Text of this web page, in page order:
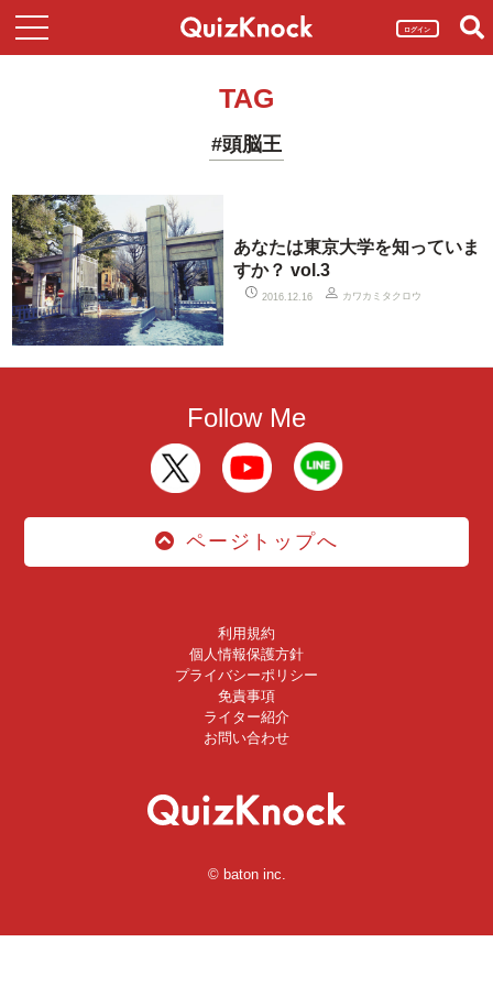
ログイン
TAG
#頭脳王
あなたは東京大学を知っていま
すか？ vol.3
2016.12.16 カワカミタクロウ
Follow Me
ページトップへ
利用規約
個人情報保護方針
プライバシーポリシー
免責事項
ライター紹介
お問い合わせ
© baton inc.